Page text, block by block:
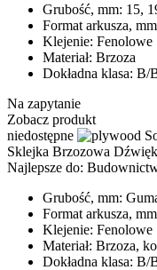
Grubość, mm: 15,
Format arkusza,
Klejenie: Fenolowe
Materiał: Brzoza
Dokładna klasa: В/
Na zapytanie
Zobacz produkt
niedostępne
Sklejka Brzozowa
Najlepsze do:
Grubość, mm:
Format arkusza,
Klejenie: Fenolowe
Materiał: Brzoza,
Dokładna klasa: В/